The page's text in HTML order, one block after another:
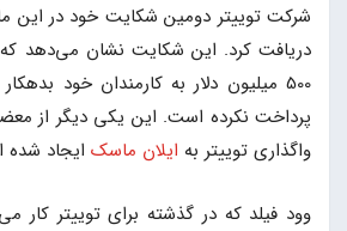
شرکت توییتر دومین شکایت خود در این
دریافت کرد. این شکایت نشان می‌دهد که
500 میلیون دلار به کارمندان خود
پرداخت نکرده است. این یکی دیگر از
واگذاری توییتر به ایلان ماسک ایجاد
وود فیلد که در گذشته برای توییتر کار